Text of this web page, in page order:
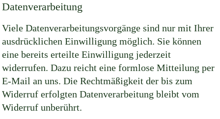
Datenverarbeitung
Viele Datenverarbeitungsvorgänge sind nur mit Ihrer
ausdrücklichen Einwilligung möglich. Sie können
eine bereits erteilte Einwilligung jederzeit
widerrufen. Dazu reicht eine formlose Mitteilung per
E-Mail an uns. Die Rechtmäßigkeit der bis zum
Widerruf erfolgten Datenverarbeitung bleibt vom
Widerruf unberührt.